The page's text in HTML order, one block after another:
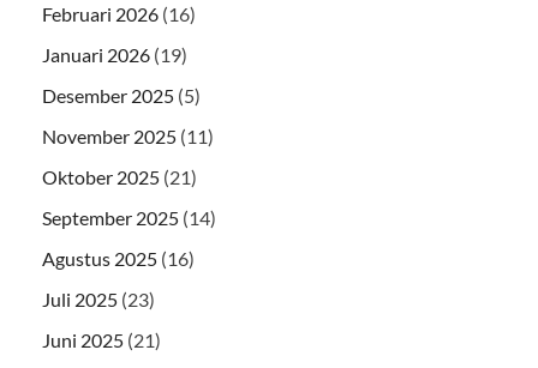
Februari 2026 (16)
Januari 2026 (19)
Desember 2025 (5)
November 2025 (11)
Oktober 2025 (21)
September 2025 (14)
Agustus 2025 (16)
Juli 2025 (23)
Juni 2025 (21)